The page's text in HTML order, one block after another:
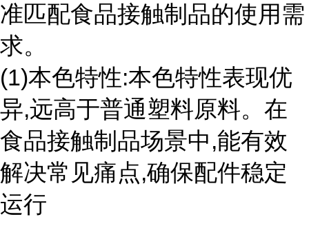
准匹配食品接触制品的使用需
求。
(1)本色特性:本色特性表现优
异,远高于普通塑料原料。在
食品接触制品场景中,能有效
解决常见痛点,确保配件稳定
运行